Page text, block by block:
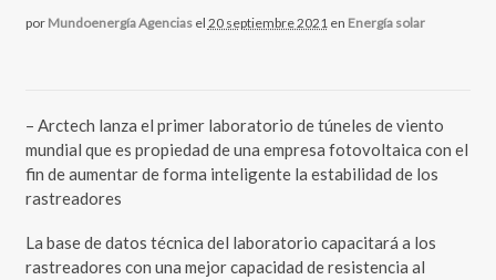
por Mundoenergía Agencias el 20 septiembre 2021 en Energía solar
– Arctech lanza el primer laboratorio de túneles de viento
mundial que es propiedad de una empresa fotovoltaica con el
fin de aumentar de forma inteligente la estabilidad de los
rastreadores
La base de datos técnica del laboratorio capacitará a los
rastreadores con una mejor capacidad de resistencia al